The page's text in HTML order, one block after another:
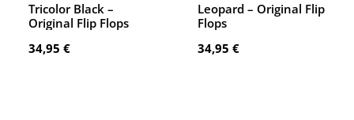
Tricolor Black –
Original Flip Flops
Regulärer Preis:
34,95 €
Leopard – Original Flip
Flops
Regulärer Preis:
34,95 €